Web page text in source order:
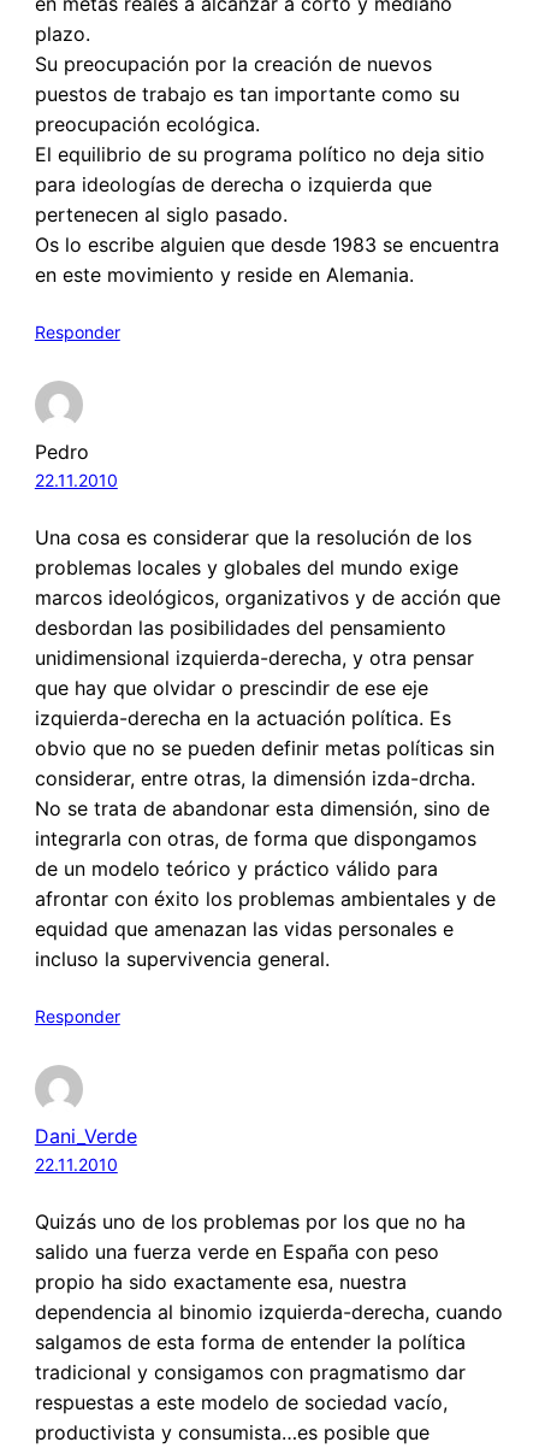
plazo.
Su preocupación por la creación de nuevos
puestos de trabajo es tan importante como su
preocupación ecológica.
El equilibrio de su programa político no deja sitio
para ideologías de derecha o izquierda que
pertenecen al siglo pasado.
Os lo escribe alguien que desde 1983 se encuentra
en este movimiento y reside en Alemania.
Responder
Pedro
22.11.2010
Una cosa es considerar que la resolución de los
problemas locales y globales del mundo exige
marcos ideológicos, organizativos y de acción que
desbordan las posibilidades del pensamiento
unidimensional izquierda-derecha, y otra pensar
que hay que olvidar o prescindir de ese eje
izquierda-derecha en la actuación política. Es
obvio que no se pueden definir metas políticas sin
considerar, entre otras, la dimensión izda-drcha.
No se trata de abandonar esta dimensión, sino de
integrarla con otras, de forma que dispongamos
de un modelo teórico y práctico válido para
afrontar con éxito los problemas ambientales y de
equidad que amenazan las vidas personales e
incluso la supervivencia general.
Responder
Dani_Verde
22.11.2010
Quizás uno de los problemas por los que no ha
salido una fuerza verde en España con peso
propio ha sido exactamente esa, nuestra
dependencia al binomio izquierda-derecha, cuando
salgamos de esta forma de entender la política
tradicional y consigamos con pragmatismo dar
respuestas a este modelo de sociedad vacío,
productivista y consumista…es posible que